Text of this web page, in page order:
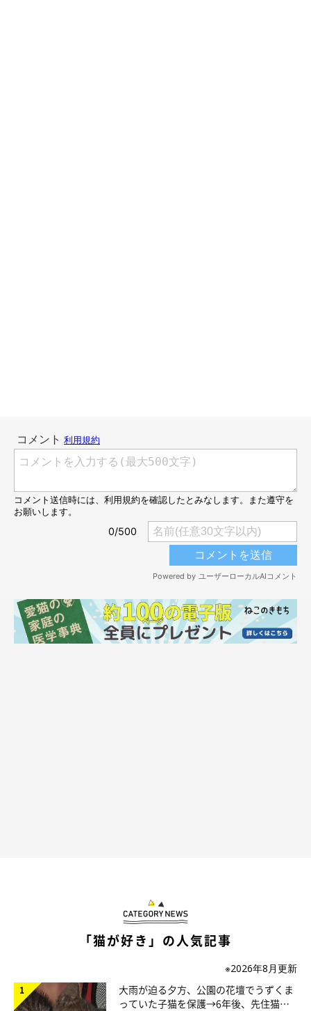
@nekomarusuisan7
すると、もっと甘えたくなってしまったちゃむのすけくんは、場
所を移動して…
ぴたっ♡
「猫が好き」の人気記事
※2026年8月更新
大雨が迫る夕方、公園の花壇でうずくま
っていた子猫を保護→6年後、先住猫